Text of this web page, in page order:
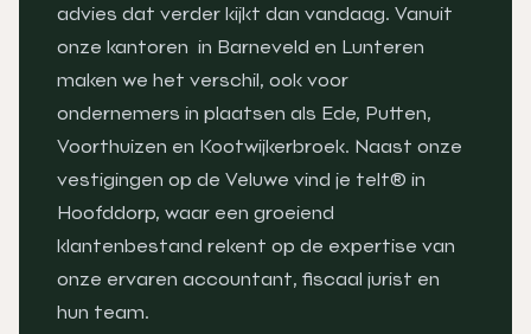
advies dat verder kijkt dan vandaag. Vanuit
onze kantoren in Barneveld en Lunteren
maken we het verschil, ook voor
ondernemers in plaatsen als Ede, Putten,
Voorthuizen en Kootwijkerbroek. Naast onze
vestigingen op de Veluwe vind je telt® in
Hoofddorp, waar een groeiend
klantenbestand rekent op de expertise van
onze ervaren accountant, fiscaal jurist en
hun team.